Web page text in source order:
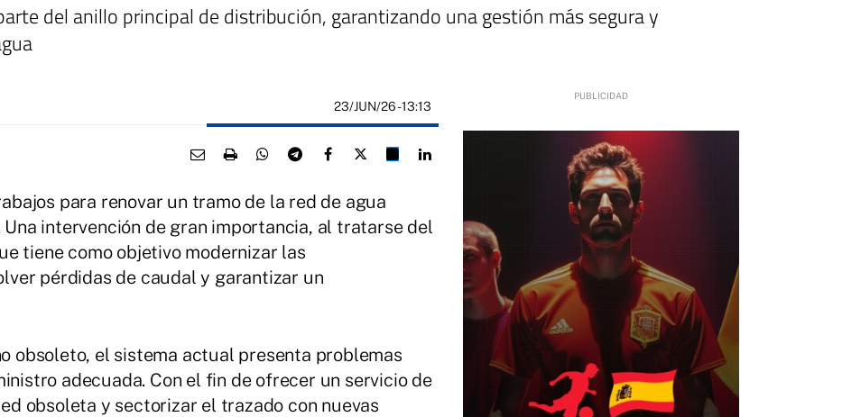
del anillo principal de distribución, garantizando una gestión más segura y
23/JUN/26- 13:13
para renovar un tramo de la red de agua
intervención de gran importancia, al tratarse del
tiene como objetivo modernizar las
pérdidas de caudal y garantizar un
obsoleto, el sistema actual presenta problemas
adecuada. Con el fin de ofrecer un servicio de
obsoleta y sectorizar el trazado con nuevas